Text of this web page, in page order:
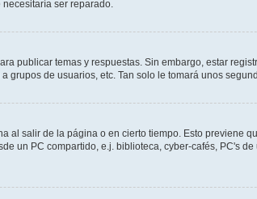
ser reparado.
publicar temas y respuestas. Sin embargo, estar
de usuarios, etc. Tan solo le tomará unos
al salir de la página o en cierto tiempo. Esto previene
un PC compartido, e.j. biblioteca, cyber-cafés, PC's